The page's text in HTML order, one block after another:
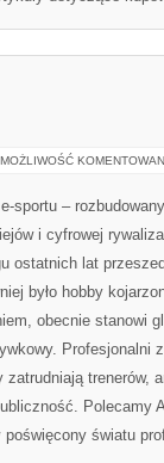
MOŻLIWOŚĆ
sportu –
i cyfrowej
ostatnich lat
było hobby
obecnie stanowi
Profesjonalni
trenerów,
Polecamy
poświęcony światu